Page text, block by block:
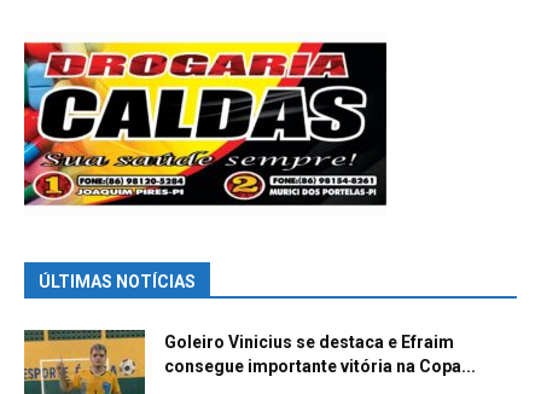
ÚLTIMAS NOTÍCIAS
Goleiro Vinicius se destaca e Efraim
consegue importante vitória na Copa...